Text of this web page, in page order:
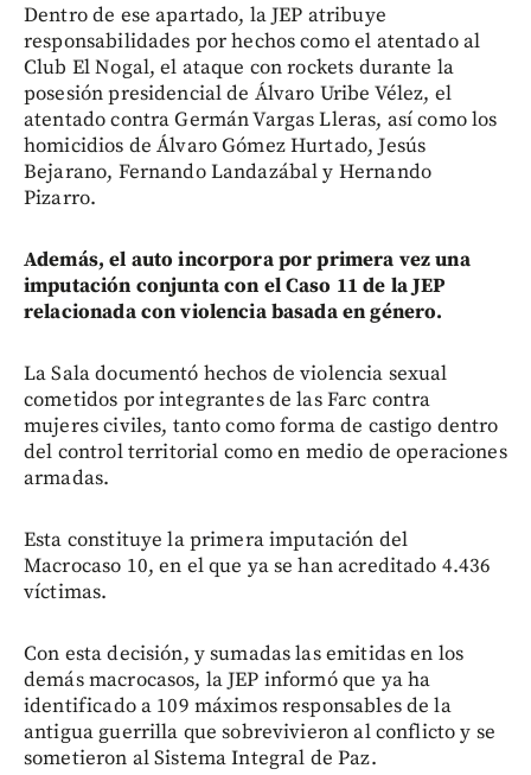
Dentro de ese apartado, la JEP atribuye
responsabilidades por hechos como el atentado al
Club El Nogal, el ataque con rockets durante la
posesión presidencial de Álvaro Uribe Vélez, el
atentado contra Germán Vargas Lleras, así como los
homicidios de Álvaro Gómez Hurtado, Jesús
Bejarano, Fernando Landazábal y Hernando
Pizarro.
Además, el auto incorpora por primera vez una
imputación conjunta con el Caso 11 de la JEP
relacionada con violencia basada en género.
La Sala documentó hechos de violencia sexual
cometidos por integrantes de las Farc contra
mujeres civiles, tanto como forma de castigo dentro
del control territorial como en medio de operaciones
armadas.
Esta constituye la primera imputación del
Macrocaso 10, en el que ya se han acreditado 4.436
víctimas.
Con esta decisión, y sumadas las emitidas en los
demás macrocasos, la JEP informó que ya ha
identificado a 109 máximos responsables de la
antigua guerrilla que sobrevivieron al conflicto y se
sometieron al Sistema Integral de Paz.